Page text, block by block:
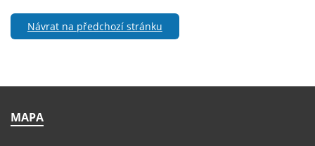
Návrat na předchozí stránku
MAPA